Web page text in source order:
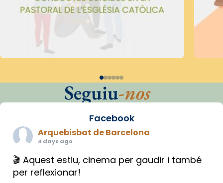
Seguiu-nos
Facebook
Arquebisbat de Barcelona
4 days ago
🎬 Aquest estiu, cinema per gaudir i també
per reflexionar!